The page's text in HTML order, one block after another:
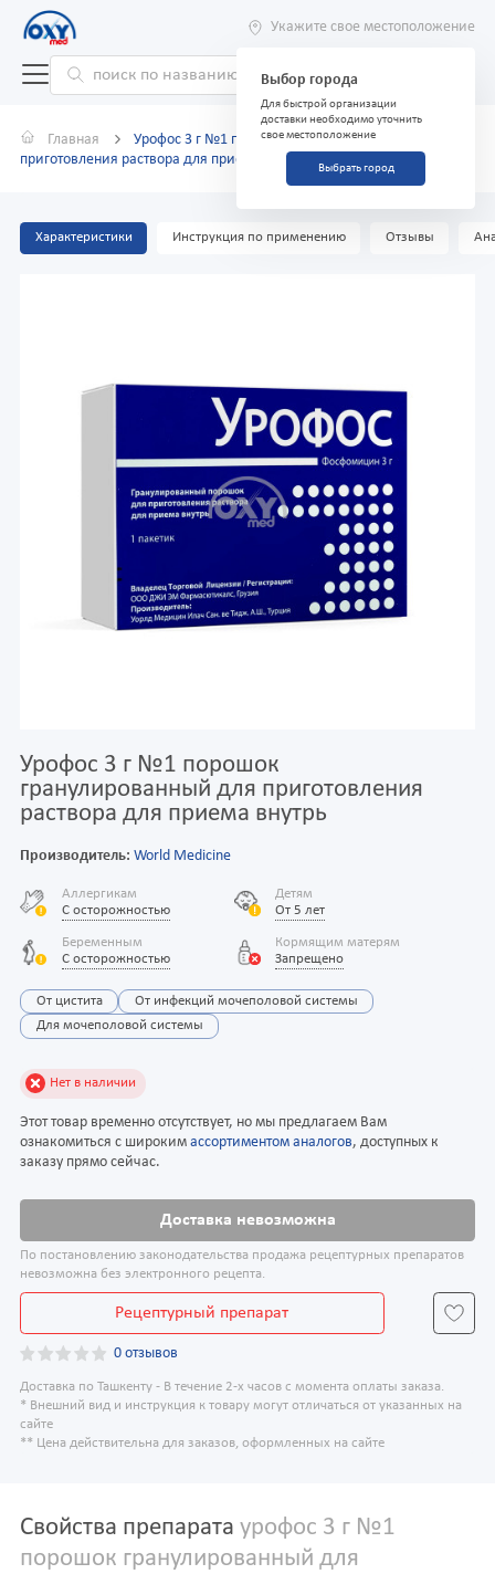
Укажите свое местоположение
Выбор города
Для быстрой организации
доставки необходимо уточнить
свое местоположение
Выбрать город
Главная
Урофос 3 г №1 порошок гранулированный для
приготовления раствора для приема внутрь
Характеристики Инструкция по применению Отзывы
Урофос 3 г №1 порошок
гранулированный для приготовления
раствора для приема внутрь
Производитель: World Medicine
Аллергикам
С осторожностью
Детям
От 5 лет
Беременным
С осторожностью
Кормящим матерям
Запрещено
От цистита
От инфекций мочеполовой системы
Для мочеполовой системы
Нет в наличии
Этот товар временно отсутствует, но мы предлагаем Вам
ознакомиться с широким ассортиментом аналогов, доступных к
заказу прямо сейчас.
Доставка невозможна
По постановлению законодательства продажа рецептурных препаратов
невозможна без электронного рецепта.
Рецептурный препарат
0 отзывов
Доставка по Ташкенту - В течение 2-х часов с момента оплаты заказа.
* Внешний вид и инструкция к товару могут отличаться от указанных на
сайте
** Цена действительна для заказов, оформленных на сайте
Свойства препарата урофос 3 г №1
порошок гранулированный для